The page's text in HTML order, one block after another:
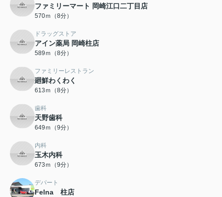
ファミリーマート 岡崎江口二丁目店
570ｍ（8分）
ドラッグストア
アイン薬局 岡崎柱店
589ｍ（8分）
ファミリーレストラン
廻鮮わくわく
613ｍ（8分）
歯科
天野歯科
649ｍ（9分）
内科
玉木内科
673ｍ（9分）
デパート
Felna 柱店